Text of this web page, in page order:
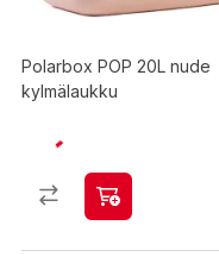
Polarbox POP 20L nude
kylmälaukku